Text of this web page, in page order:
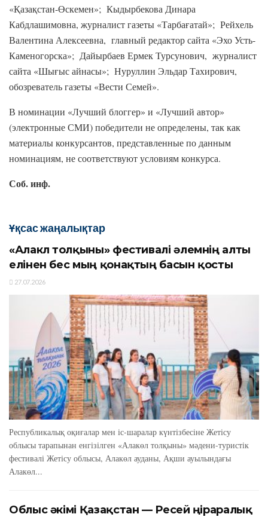
«Қазақстан-Өскемен»; Кыдырбекова Динара
Кабдлашимовна, журналист газеты «Тарбағатай»; Рейхель
Валентина Алексеевна, главный редактор сайта «Эхо Усть-
Каменогорска»; Дайырбаев Ермек Турсунович, журналист
сайта «Шығыс айнасы»; Нуруллин Эльдар Тахирович,
обозреватель газеты «Вести Семей».
В номинации «Лучший блоггер» и «Лучший автор»
(электронные СМИ) победители не определены, так как
материалы конкурсантов, представленные по данным
номинациям, не соответствуют условиям конкурса.
Соб. инф.
Ұқсас жаңалықтар
«Алакөл толқыны» фестивалі әлемнің алты
елінен бес мың қонақтың басын қосты
27.07.2026
Республикалық оқиғалар мен іс-шаралар күнтізбесіне Жетісу
облысы тарапынан енгізілген «Алакөл толқыны» мәдени-туристік
фестивалі Жетісу облысы, Алакөл ауданы, Ақши ауылындағы
Алакөл...
Облыс әкімі Қазақстан — Ресей өңіраралық